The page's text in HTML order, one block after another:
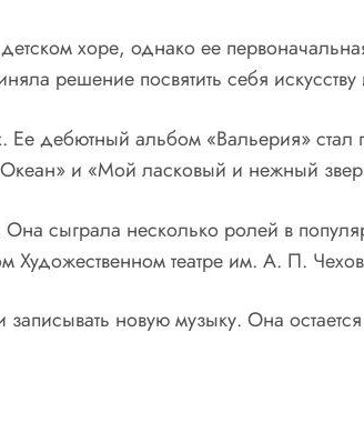
хоре, однако ее
решение посвятить себя искусству
дебютный альбом «Вальерия»
и «Мой ласковый и нежный
сыграла несколько ролей в
Художественном театре им. А. П.
новую музыку. Она